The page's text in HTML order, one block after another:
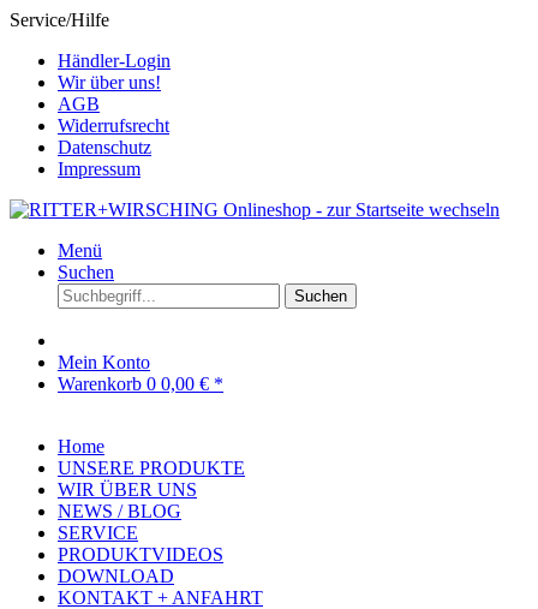
Service/Hilfe
Händler-Login
Wir über uns!
AGB
Widerrufsrecht
Datenschutz
Impressum
Menü
Suchen
Suchen
Mein Konto
Warenkorb 0 0,00 € *
Home
UNSERE PRODUKTE
WIR ÜBER UNS
NEWS / BLOG
SERVICE
PRODUKTVIDEOS
DOWNLOAD
KONTAKT + ANFAHRT